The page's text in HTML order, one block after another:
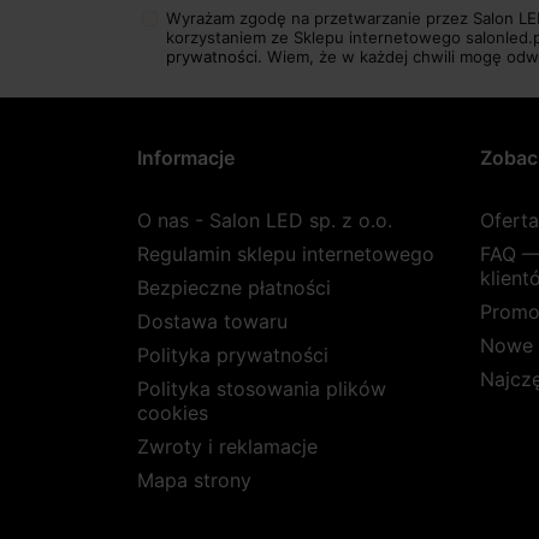
Wyrażam zgodę na przetwarzanie przez Salon
korzystaniem ze Sklepu internetowego
prywatności. Wiem, że w każdej chwili mogę
Informacje
O nas - Salon LED sp. z o.o.
Regulamin sklepu internetowego
Bezpieczne płatności
Dostawa towaru
Polityka prywatności
Polityka stosowania plików
cookies
Zwroty i reklamacje
Mapa strony
FAQ